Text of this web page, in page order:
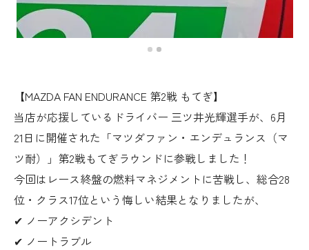
【MAZDA FAN ENDURANCE 第2戦 もてぎ】
当店が応援しているドライバー 三ツ井光輝選手が、6月
21日に開催された「マツダファン・エンデュランス（マ
ツ耐）」第2戦もてぎラウンドに参戦しました！
今回はレース終盤の燃料マネジメントに苦戦し、総合28
位・クラス17位という悔しい結果となりましたが、
✔ ノーアクシデント
✔ ノートラブル